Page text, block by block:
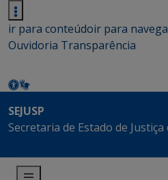
ir para conteúdoir para
Ouvidoria Transparência
SEJUSP
Secretaria de Estado de